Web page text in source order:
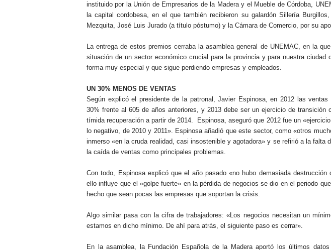
instituido por la Unión de Empresarios de la Madera y el Mueble de Córdoba,
la capital cordobesa, en el que también recibieron su galardón Sillería
Mezquita, José Luis Jurado (a título póstumo) y la Cámara de Comercio, por su
La entrega de estos premios cerraba la asamblea general de UNEMAC, en la
situación de un sector económico crucial para la provincia y para nuestra ciudad
forma muy especial y que sigue perdiendo empresas y empleados.
UN 30% MENOS DE VENTAS
Según explicó el presidente de la patronal, Javier Espinosa, en 2012 las ventas
30% frente al 605 de años anteriores, y 2013 debe ser un ejercicio de transición
tímida recuperación a partir de 2014. Espinosa, aseguró que 2012 fue un
lo negativo, de 2010 y 2011». Espinosa añadió que este sector, como «otros
inmerso «en la cruda realidad, casi insostenible y agotadora» y se refirió a la falta
la caída de ventas como principales problemas.
Con todo, Espinosa explicó que el año pasado «no hubo demasiada destrucción
ello influye que el «golpe fuerte» en la pérdida de negocios se dio en el periodo
hecho que sean pocas las empresas que soportan la crisis.
Algo similar pasa con la cifra de trabajadores: «Los negocios necesitan un
estamos en dicho mínimo. De ahí para atrás, el siguiente paso es cerrar».
En la asamblea, la Fundación Española de la Madera aportó los últimos